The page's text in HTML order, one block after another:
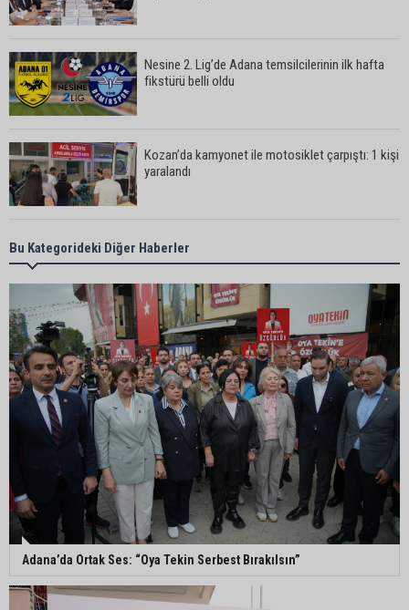
Nesine 2. Lig’de Adana temsilcilerinin ilk hafta
fikstürü belli oldu
Kozan’da kamyonet ile motosiklet çarpıştı: 1 kişi
yaralandı
Karataş Belediye Başkanı Ali Bedrettin Karataş:
“Sahillerimize birlikte sahip çıkalım”
Pozantı’da İlçe Jandarma Komutanlığı ekipleri
vatandaşları dijital dolandırıcılığa karşı uyardı
Adana Lezzet Festivali için stratejik hazırlık
toplantısı yapıldı
Adana’da 478 yıllık Kemeraltı Camii’nde sprey
boya krizi: Vatandaşlar denetimlerin artırılmasını
istedi
Adana’ya acı haber: Adanalı polis memuru
Bu Kategorideki Diğer Haberler
Adana’da Ortak Ses: “Oya Tekin Serbest Bırakılsın”